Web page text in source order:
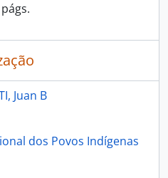
Juan B
dos Povos Indígenas